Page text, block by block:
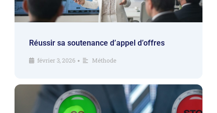
Réussir sa soutenance d’appel d’offres
février 3, 2026 • Méthode